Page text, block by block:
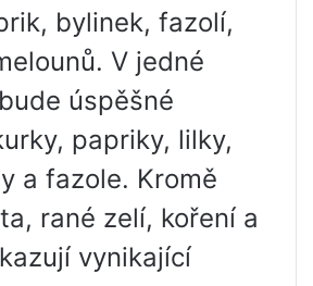
bylinek, fazolí,
V jedné
úspěšné
papriky, lilky,
a fazole. Kromě
rané zelí, koření a
vynikající